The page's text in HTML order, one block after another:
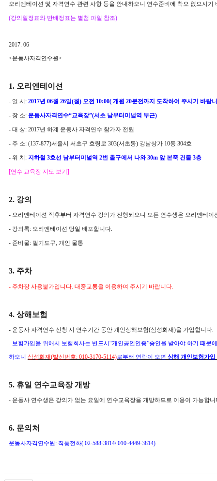
오리엔테이션 및 자격연수 관련 사항 등을 안내하오니 연수준비에 착오 없으시기
(강의일정표와 반배정표는 별첨 파일 참조)
2017. 06
<운동사자격연수원>
1. 오리엔테이션
- 일 시: 2017년 06월 26일(월) 오전 10:00( 개원 20분전까지 도착하여 주시기 바랍
- 장 소: 운동사자격연수“교육장”(서초 남부터미널역 부근)
- 대 상: 2017년 하계 운동사 자격연수 참가자 전원
- 주 소: (137-877)서울시 서초구 효령로 303(서초동) 강남상가 10동 304호
- 위 치: 지하철 3호선 남부터미널역 2번 출구에서 나와 30m 앞 본죽 건물 3층
[연수 교육장 지도 보기]
2. 강의
- 오리엔테이션 직 후부터 자격연수 강의가 진행되오니 모든 연수생은 오리엔테이
- 강의록: 오리엔테이션 당일 배포합니다.
- 준비물: 필기도구, 개인 물통
3. 주차
- 주차장 사용불가입니다. 대중교통을 이용하여 주시기 바랍니다.
4. 상해보험
- 운동사 자격연수 신청 시 연수기간 동안 개인상해보험(삼성화재)을 가입합니다.
- 보험가입을 위해서 보험회사는 반드시“개인공인인증”승인을 받아야 하기 때
하오니 삼성화재(발신번호: 010-3170-5114)로부터 연락이 오면 상해 개인보험가
5. 휴일 연수교육장 개방
- 운동사 연수생은 강의가 없는 요일에 연수교육장을 개방하므로 이용이 가능합니
6. 문의처
운동사자격연수원: 직통전화( 02-588-3814/ 010-4449-3814)